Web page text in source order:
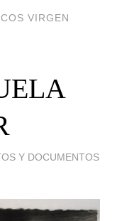
VIRGEN
Y DOCUMENTOS